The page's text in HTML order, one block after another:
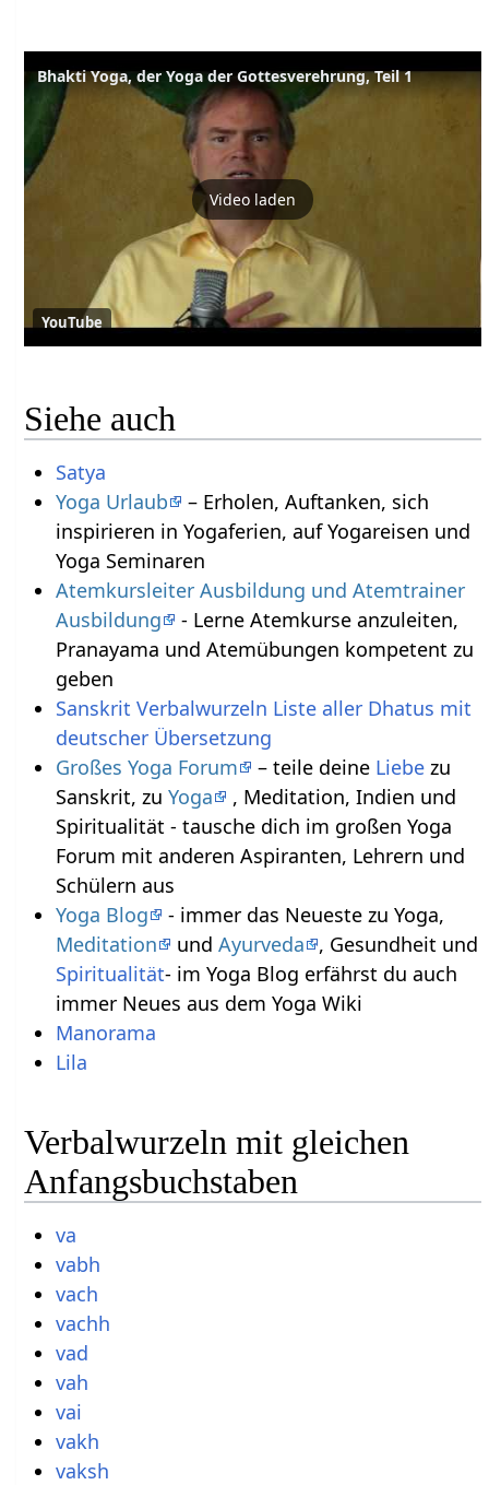
Bhakti Yoga, der Yoga der Gottesverehrung, Teil 1
Video laden
YouTube
Siehe auch
Satya
Yoga Urlaub
– Erholen, Auftanken, sich
inspirieren in Yogaferien, auf Yogareisen und
Yoga Seminaren
Atemkursleiter Ausbildung und Atemtrainer
Ausbildung
- Lerne Atemkurse anzuleiten,
Pranayama und Atemübungen kompetent zu
geben
Sanskrit Verbalwurzeln Liste aller Dhatus mit
deutscher Übersetzung
Großes Yoga Forum
– teile deine Liebezu
Sanskrit, zu Yoga
, Meditation, Indien und
Spiritualität - tausche dich im großen Yoga
Forum mit anderen Aspiranten, Lehrern und
Schülern aus
Yoga Blog
- immer das Neueste zu Yoga,
Meditation
und Ayurveda
, Gesundheit und
Spiritualität- im Yoga Blog erfährst du auch
immer Neues aus dem Yoga Wiki
Manorama
Lila
Verbalwurzeln mit gleichen
Anfangsbuchstaben
va
vabh
vach
vachh
vad
vah
vai
vakh
vaksh